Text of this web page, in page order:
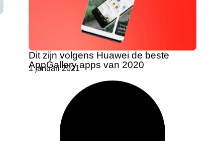
Dit zijn volgens Huawei de beste
AppGallery apps van 2020
1 januari 2021